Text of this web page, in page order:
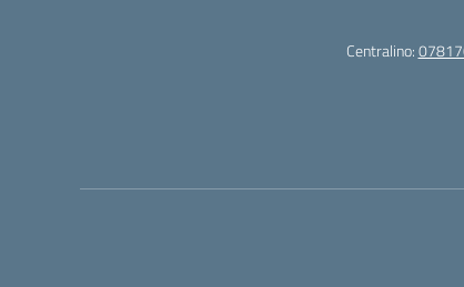
Centralino: